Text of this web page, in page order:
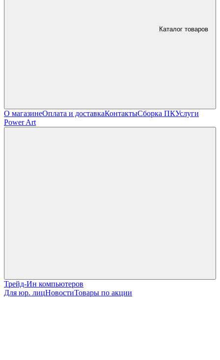
Каталог товаров
О магазинеОплата и доставкаКонтактыСборка ПКУслуги
Power Art
Трейд-Ин компьютеров
Для юр. лицНовостиТовары по акции